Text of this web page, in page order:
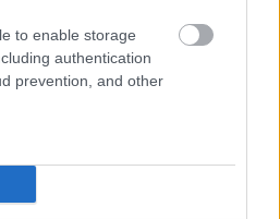
to enable storage
authentication
prevention, and other
építési szakasz indult be a
téri felüljárón